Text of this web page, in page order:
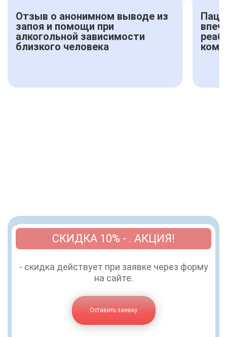
Отзыв о анонимном выводе из
запоя и помощи при
алкогольной зависимости
близкого человека
СКИДКА 10% - . АКЦИЯ!
- скидка действует при заявке через форму
на сайте.
Оставить заявку